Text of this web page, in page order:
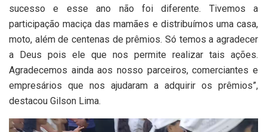
sucesso e esse ano não foi diferente. Tivemos a
participação maciça das mamães e distribuímos uma casa,
moto, além de centenas de prêmios. Só temos a agradecer
a Deus pois ele que nos permite realizar tais ações.
Agradecemos ainda aos nosso parceiros, comerciantes e
empresários que nos ajudaram a adquirir os prêmios”,
destacou Gilson Lima.
Tocador